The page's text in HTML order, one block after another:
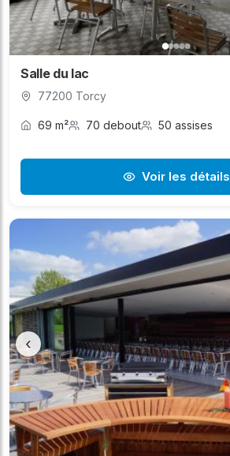
Salle du lac
77200 Torcy
69 m² 70 debout 50 assises
Voir les détails
‹